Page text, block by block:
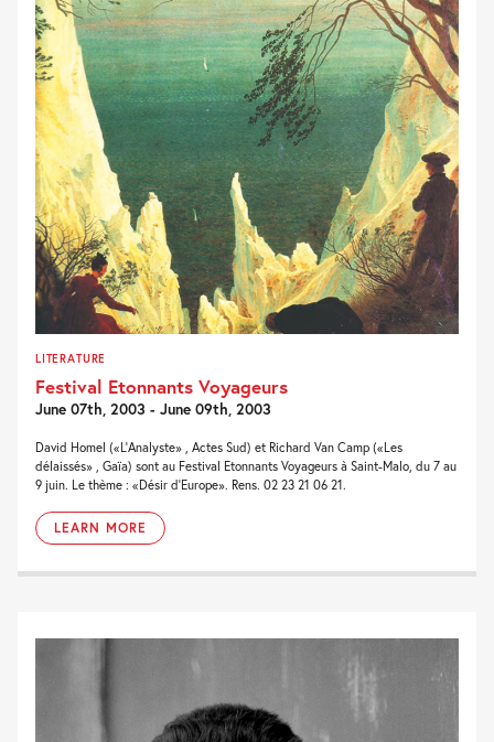
LITERATURE
Festival Etonnants Voyageurs
June 07th, 2003 - June 09th, 2003
David Homel («L'Analyste» , Actes Sud) et Richard Van Camp («Les
délaissés» , Gaïa) sont au Festival Etonnants Voyageurs à Saint-Malo, du 7 au
9 juin. Le thème : «Désir d'Europe». Rens. 02 23 21 06 21.
LEARN MORE